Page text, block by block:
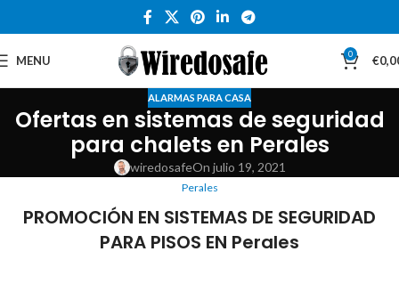
MENU 0 €
ALARMAS PARA CASA
Ofertas en sistemas de seguridad
para chalets en Perales
wiredosafeOn julio 19, 2021
Perales
PROMOCIÓN EN SISTEMAS DE SEGURIDAD
PARA PISOS EN Perales